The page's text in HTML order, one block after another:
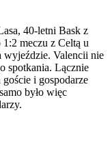
40-letni Bask z
meczu z Celtą u
wyjeździe. Valencii nie
spotkania. Lącznie
i gospodarze
było więc